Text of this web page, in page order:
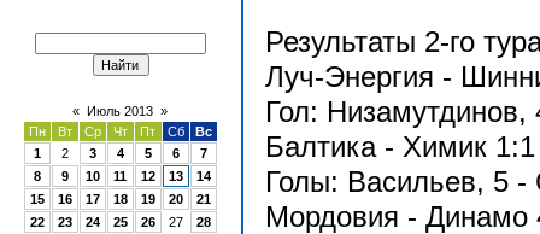
« Июль 2013 »
Пн
Вт Ср Чт Пт Сб
Вс
1
2 3 4 5 6
7
8
9 10 11 12 13
14
15
16 17 18 19 20
21
22
23 24 25 26 27
28
Результаты 2-го
Луч-Энергия -
Гол: Низамутдинов,
Балтика - Химик
Голы: Васильев, 5 -
Мордовия - Динамо